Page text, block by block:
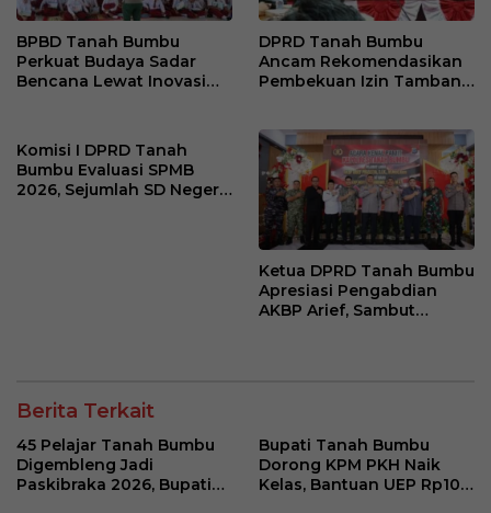
BPBD Tanah Bumbu
Perkuat Budaya Sadar
Bencana Lewat Inovasi
DPRD Tanah Bumbu
Ancam Rekomendasikan
Pembekuan Izin Tambang
Komisi I DPRD Tanah
Bumbu Evaluasi SPMB
2026, Sejumlah SD Negeri
Ketua DPRD Tanah Bumbu
Apresiasi Pengabdian
AKBP Arief, Sambut
Berita Terkait
45 Pelajar Tanah Bumbu
Digembleng Jadi
Paskibraka 2026, Bupati
Bupati Tanah Bumbu
Dorong KPM PKH Naik
Kelas, Bantuan UEP Rp10